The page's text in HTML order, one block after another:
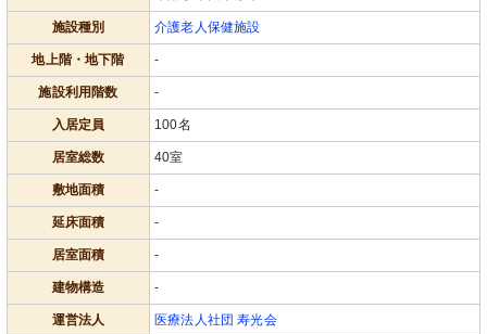
施設種別 介護老人保健施設
地上階・地下階 -
施設利用階数 -
入居定員 100名
居室総数 40室
敷地面積 -
延床面積 -
居室面積 -
建物構造 -
運営法人 医療法人社団 寿光会